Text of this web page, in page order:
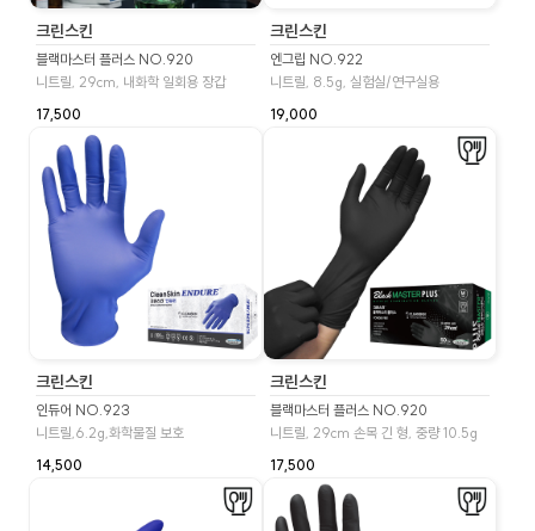
크린스킨
블랙마스터 플러스 NO.920
니트릴, 29cm, 내화학 일회용 장갑
17,500
크린스킨
엔그립 NO.922
니트릴, 8.5g, 실험실/연구실용
19,000
크린스킨
인듀어 NO.923
니트릴,6.2g,화학물질 보호
14,500
크린스킨
블랙마스터 플러스 NO.920
니트릴, 29cm 손목 긴 형, 중량 10.5g
17,500